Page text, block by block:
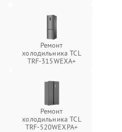
Ремонт
холодильника TCL
TRF-315WEXA+
Ремонт
холодильника TCL
TRF-520WEXPA+